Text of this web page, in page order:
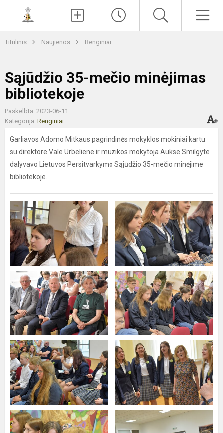
Titulinis Naujienos Renginiai
Sąjūdžio 35-mečio minėjimas
bibliotekoje
Paskelbta: 2023-06-11
Kategorija: Renginiai
Garliavos Adomo Mitkaus pagrindinės mokyklos mokiniai kartu
su direktore Vale Urbeliene ir muzikos mokytoja Aukse Smilgyte
dalyvavo Lietuvos Persitvarkymo Sąjūdžio 35-mečio minėjime
bibliotekoje.